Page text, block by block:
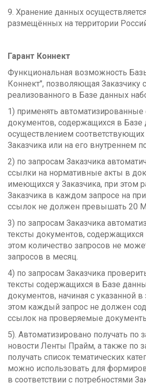
9. Хранение данных
размещённых на территории
Гарант Коннект
Функциональная возможность
Коннект", позволяющая
реализованного в Базе данных
1) применять
документов, содержащихся в Базе
осуществлением соответствующих
Заказчика или на его внутреннем
2) по запросам Заказчика
ссылки на нормативные акты в
имеющихся у Заказчика, при этом
Заказчика в каждом запросе на
ссылок не должен превышать 20
3) по запросам Заказчика
тексты документов,
этом количество запросов не
запросов в месяц.
4) по запросам Заказчика
тексты содержащихся в Базе
документов, начиная с указанной
этом каждый запрос не должен
ссылок на проверяемые
5). Автоматизировано получать по
новости Ленты Прайм, а также по
получать список тематических
можно использовать для
в соответствии с потребностями